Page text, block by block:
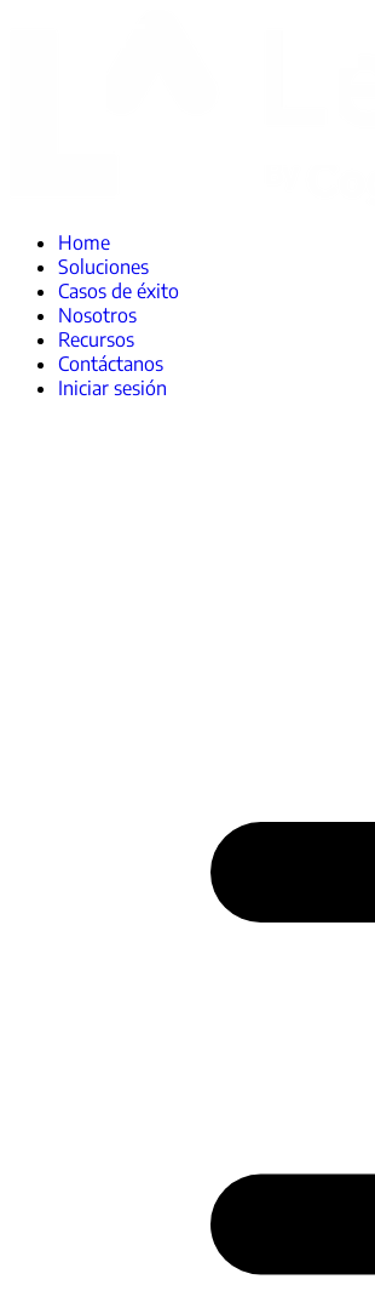
Home
Soluciones
Casos de éxito
Nosotros
Recursos
Contáctanos
Iniciar sesión